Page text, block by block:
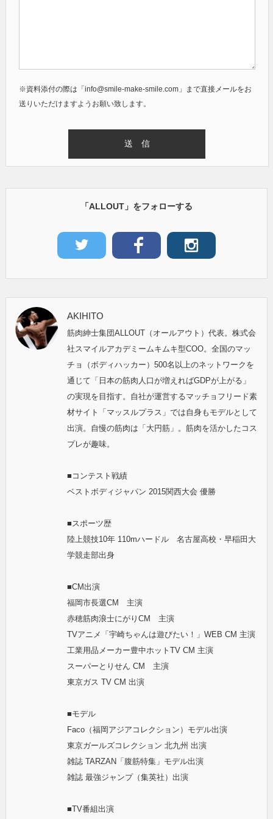
※資料添付の際は「info@smile-make-smile.com」まで直接メールをお
送りいただけますようお願い致します。
「ALLOUT」をフォローする
AKIHITO
筋肉紳士集団ALLOUT（オールアウト）代表。株式会
社スマイルアカデミームキムキ型COO。全国のマッ
チョ（ボディハッカー）500名以上のネットワークを
通じて「日本の筋肉人口が増えればGDPが上がる」
の実現を目指す。自社が運営するマッチョフリード素
材サイト「マッスルプラス」では自身もモデルとして
出演。自慢の筋肉は「大円筋」。筋肉を活かしたコス
プレが趣味。
■コンテスト戦績
ベストボディジャパン 2015関西大会 優勝
■スポーツ歴
陸上競技10年 110mハードル 名古屋高校・早稲田大
学競走部出身
■CM出演
福岡市長選CM 主演
赤穂筋肉浪士にがりCM 主演
TVアニメ「宇崎ちゃんは遊びたい！」WEB CM 主演
工業用品メーカー豊中ホットTV CM 主演
スーパーとりせん CM 主演
東京ガス TV CM 出演
■モデル
Faco（福岡アジアコレクション）モデル出演
東京ガールズコレクション 北九州 出演
雑誌 TARZAN「腹筋特集」モデル出演
雑誌 最強ジャンプ（集英社）出演
■TV番組出演